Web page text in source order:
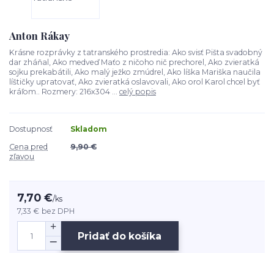
Anton Rákay
Krásne rozprávky z tatranského prostredia: Ako svisť Pišta svadobný
dar zháňal, Ako medveď Maťo z ničoho nič prechorel, Ako zvieratká
sojku prekabátili, Ako malý ježko zmúdrel, Ako líška Mariška naučila
líštičky upratovať, Ako zvieratká oslavovali, Ako orol Karol chcel byť
kráľom.. Rozmery: 216x304 ... celý popis
Dostupnosť
Skladom
Cena pred
zľavou
9,90 €
7,70 €/ks
7,33 € bez DPH
Pridať do košíka